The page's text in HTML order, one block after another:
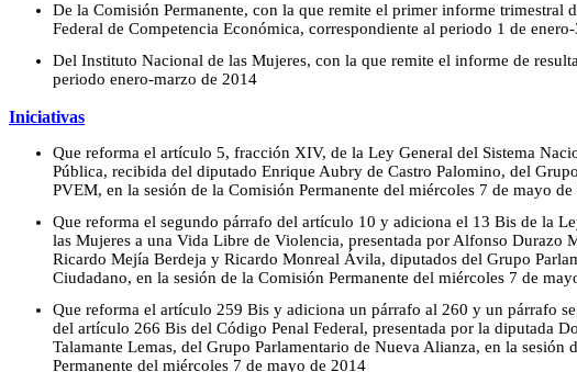
De la Comisión Permanente, con la que remite el primer informe trimestral
Federal de Competencia Económica, correspondiente al periodo 1 de
Del Instituto Nacional de las Mujeres, con la que remite el informe de
periodo enero-marzo de 2014
Iniciativas
Que reforma el artículo 5, fracción XIV, de la Ley General del Sistema
Pública, recibida del diputado Enrique Aubry de Castro Palomino, del
PVEM, en la sesión de la Comisión Permanente del miércoles 7 de mayo
Que reforma el segundo párrafo del artículo 10 y adiciona el 13 Bis de la
las Mujeres a una Vida Libre de Violencia, presentada por Alfonso Durazo
Ricardo Mejía Berdeja y Ricardo Monreal Ávila, diputados del Grupo
Ciudadano, en la sesión de la Comisión Permanente del miércoles 7 de
Que reforma el artículo 259 Bis y adiciona un párrafo al 260 y un párrafo
del artículo 266 Bis del Código Penal Federal, presentada por la diputada
Talamante Lemas, del Grupo Parlamentario de Nueva Alianza, en la sesión
Permanente del miércoles 7 de mayo de 2014